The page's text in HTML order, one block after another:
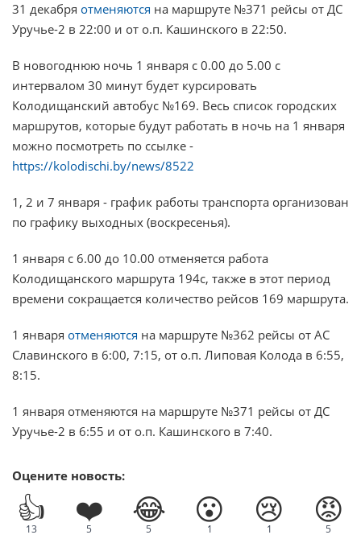
31 декабря отменяются на маршруте №371 рейсы от ДС
Уручье-2 в 22:00 и от о.п. Кашинского в 22:50.
В новогоднюю ночь 1 января с 0.00 до 5.00 с
интервалом 30 минут будет курсировать
Колодищанский автобус №169. Весь список городских
маршрутов, которые будут работать в ночь на 1 января
можно посмотреть по ссылке -
https://kolodischi.by/news/8522
1, 2 и 7 января - график работы транспорта организован
по графику выходных (воскресенья).
1 января с 6.00 до 10.00 отменяется работа
Колодищанского маршрута 194с, также в этот период
времени сокращается количество рейсов 169 маршрута.
1 января отменяются на маршруте №362 рейсы от АС
Славинского в 6:00, 7:15, от о.п. Липовая Колода в 6:55,
8:15.
1 января отменяются на маршруте №371 рейсы от ДС
Уручье-2 в 6:55 и от о.п. Кашинского в 7:40.
Оцените новость:
👍
13
❤️
5
😂
5
😮
1
😢
1
😡
5